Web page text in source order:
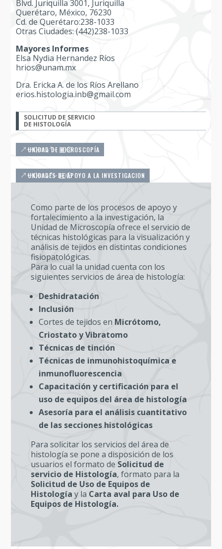
Blvd. Juriquilla 3001, Juriquilla
Querétaro, México, 76230
Cd. de Querétaro:238-1033
Otras Ciudades: (442)238-1033
Mayores Informes
Elsa Nydia Hernandez Ríos
hrios@unam.mx
Dra. Ericka A. de los Ríos Arellano
erios.histologia.inb@gmail.com
SOLICITUD DE SERVICIO
DE HISTOLOGÍA
UNIDAD DE MICROSCOPÍA
UNIDADES DE APOYO A LA INVESTIGACION
Como parte de los procesos de apoyo y
fortalecimiento a la investigación, la
Unidad de Microscopía ofrece el servicio de
técnicas histológicas para la visualización y
análisis de tejidos en distintas condiciones
fisiopatológicas.
Para lo cual la unidad cuenta con los
siguientes servicios de área de histología:
Deshidratación
Inclusión
Cortes de tejidos en Micrótomo,
Criostato y Vibratomo
Técnicas de tinción
Técnicas de inmunohistoquímica e
inmunofluorescencia
Capacitación y certificación para el
uso de equipos del área de histología
Asesoría para el análisis cuantitativo
de las secciones histológicas
Para solicitar los servicios del área de
histología se pone a disposición de los
usuarios el formato de Solicitud de
servicio de Histología, formato para la
Solicitud de Uso de Equipos de
Histología y la Carta aval para Uso de
Equipos de Histología.